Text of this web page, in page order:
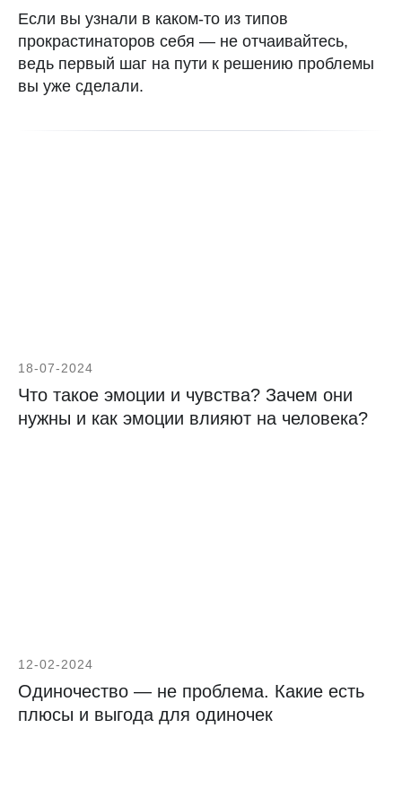
Если вы узнали в каком-то из типов
прокрастинаторов себя — не отчаивайтесь,
ведь первый шаг на пути к решению проблемы
вы уже сделали.
18-07-2024
Что такое эмоции и чувства? Зачем они
нужны и как эмоции влияют на человека?
12-02-2024
Одиночество — не проблема. Какие есть
плюсы и выгода для одиночек